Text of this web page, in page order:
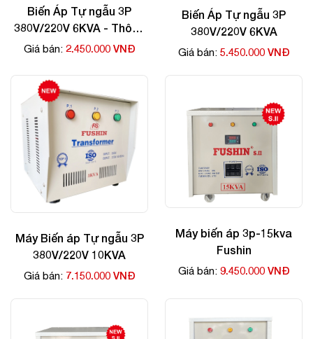
Biến Áp Tự ngẫu 3P
380V/220V 6KVA - Thông
Dụng
Giá bán: 2.450.000 VNĐ
Biến Áp Tự ngẫu 3P
380V/220V 6KVA
Giá bán: 5.450.000 VNĐ
Máy Biến áp Tự ngẫu 3P
380V/220V 10KVA
Giá bán: 7.150.000 VNĐ
Máy biến áp 3p-15kva
Fushin
Giá bán: 9.450.000 VNĐ